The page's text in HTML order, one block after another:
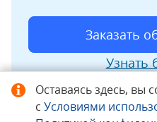
Заказать
Узнать
Оставаясь здесь, вы
с Условиями